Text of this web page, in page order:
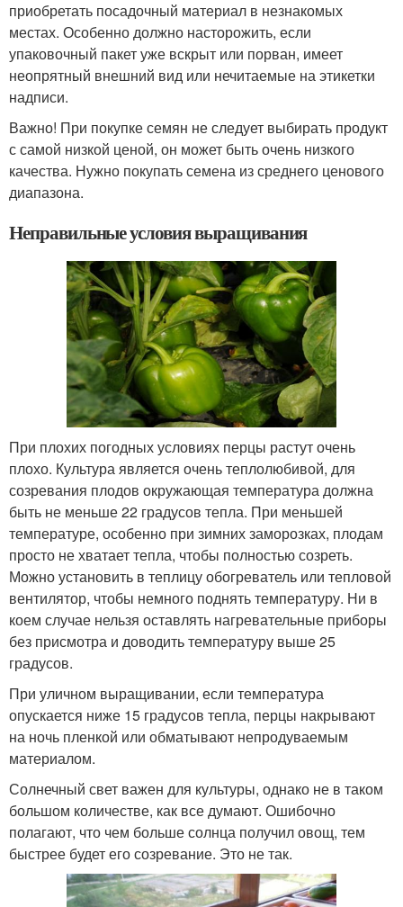
приобретать посадочный материал в незнакомых
местах. Особенно должно насторожить, если
упаковочный пакет уже вскрыт или порван, имеет
неопрятный внешний вид или нечитаемые на этикетки
надписи.
Важно! При покупке семян не следует выбирать продукт
с самой низкой ценой, он может быть очень низкого
качества. Нужно покупать семена из среднего ценового
диапазона.
Неправильные условия выращивания
При плохих погодных условиях перцы растут очень
плохо. Культура является очень теплолюбивой, для
созревания плодов окружающая температура должна
быть не меньше 22 градусов тепла. При меньшей
температуре, особенно при зимних заморозках, плодам
просто не хватает тепла, чтобы полностью созреть.
Можно установить в теплицу обогреватель или тепловой
вентилятор, чтобы немного поднять температуру. Ни в
коем случае нельзя оставлять нагревательные приборы
без присмотра и доводить температуру выше 25
градусов.
При уличном выращивании, если температура
опускается ниже 15 градусов тепла, перцы накрывают
на ночь пленкой или обматывают непродуваемым
материалом.
Солнечный свет важен для культуры, однако не в таком
большом количестве, как все думают. Ошибочно
полагают, что чем больше солнца получил овощ, тем
быстрее будет его созревание. Это не так.